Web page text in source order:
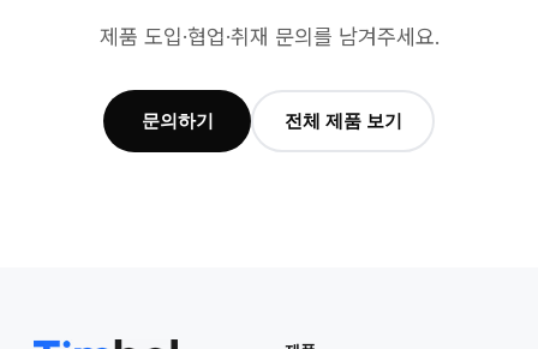
제품 도입·협업·취재 문의를 남겨주세요.
문의하기 전체 제품 보기